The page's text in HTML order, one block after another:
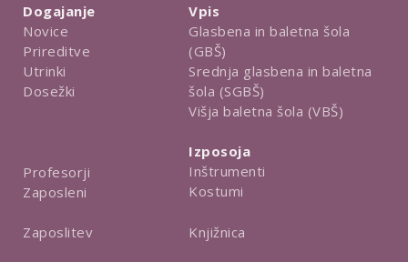
Dogajanje
Novice
Prireditve
Utrinki
Dosežki
Profesorji
Zaposleni
Zaposlitev
Vpis
Glasbena in baletna šola
(GBŠ)
Srednja glasbena in baletna
šola (SGBŠ)
Višja baletna šola (VBŠ)
Izposoja
Inštrumenti
Kostumi
Knjižnica